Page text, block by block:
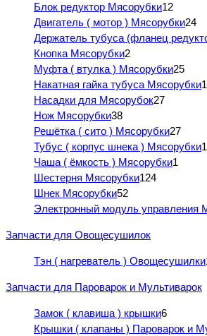
Блок редуктор Мясорубки12
Двигатель ( мотор ) Мясорубки24
Держатель тубуса (фланец
Кнопка Мясорубки2
Муфта ( втулка ) Мясорубки25
Накатная гайка тубуса Мясорубки
Насадки для Мясорубок27
Нож Мясорубки38
Решётка ( сито ) Мясорубки27
Тубус ( корпус шнека ) Мясорубки
Чаша ( ёмкость ) Мясорубки1
Шестерня Мясорубки124
Шнек Мясорубки52
Электронный модуль управления
Запчасти для Овощесушилок
Тэн ( нагреватель ) Овощесушилки
Запчасти для Пароварок и Мультиварок
Замок ( клавиша ) крышки6
Крышки ( клапаны ) Пароварок и